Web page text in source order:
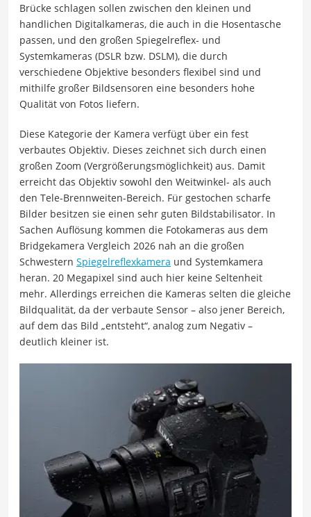
Brücke schlagen sollen zwischen den kleinen und
handlichen Digitalkameras, die auch in die Hosentasche
passen, und den großen Spiegelreflex- und
Systemkameras (DSLR bzw. DSLM), die durch
verschiedene Objektive besonders flexibel sind und
mithilfe großer Bildsensoren eine besonders hohe
Qualität von Fotos liefern.
Diese Kategorie der Kamera verfügt über ein fest
verbautes Objektiv. Dieses zeichnet sich durch einen
großen Zoom (Vergrößerungsmöglichkeit) aus. Damit
erreicht das Objektiv sowohl den Weitwinkel- als auch
den Tele-Brennweiten-Bereich. Für gestochen scharfe
Bilder besitzen sie einen sehr guten Bildstabilisator. In
Sachen Auflösung kommen die Fotokameras aus dem
Bridgekamera Vergleich 2026 nah an die großen
Schwestern Spiegelreflexkamera und Systemkamera
heran. 20 Megapixel sind auch hier keine Seltenheit
mehr. Allerdings erreichen die Kameras selten die gleiche
Bildqualität, da der verbaute Sensor – also jener Bereich,
auf dem das Bild „entsteht“, analog zum Negativ –
deutlich kleiner ist.